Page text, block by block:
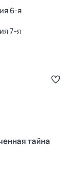
6-я
7-я
тайна